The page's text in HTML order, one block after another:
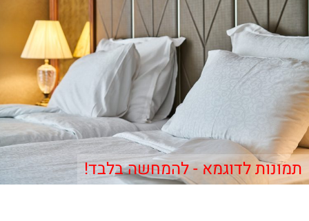
תמונות לדוגמא - להמחשה בלבד!